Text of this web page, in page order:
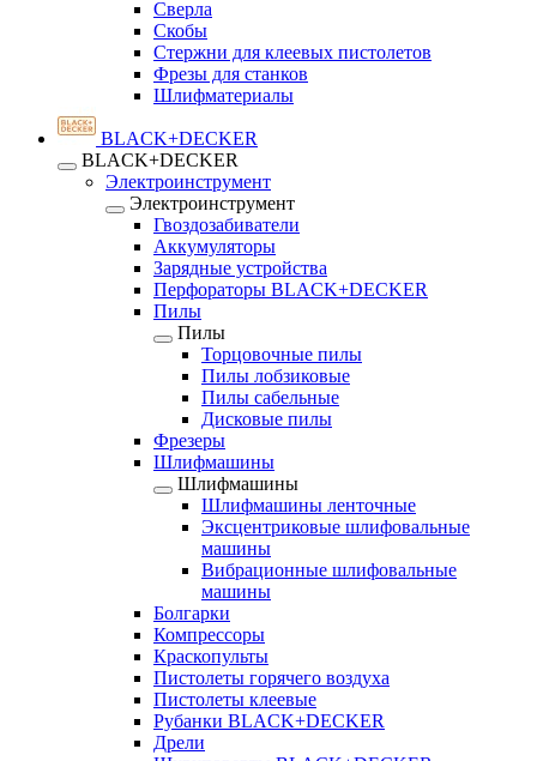
Сверла
Скобы
Стержни для клеевых пистолетов
Фрезы для станков
Шлифматериалы
BLACK+DECKER
BLACK+DECKER
Электроинструмент
Электроинструмент
Гвоздозабиватели
Аккумуляторы
Зарядные устройства
Перфораторы BLACK+DECKER
Пилы
Пилы
Торцовочные пилы
Пилы лобзиковые
Пилы сабельные
Дисковые пилы
Фрезеры
Шлифмашины
Шлифмашины
Шлифмашины ленточные
Эксцентриковые шлифовальные
машины
Вибрационные шлифовальные
машины
Болгарки
Компрессоры
Краскопульты
Пистолеты горячего воздуха
Пистолеты клеевые
Рубанки BLACK+DECKER
Дрели